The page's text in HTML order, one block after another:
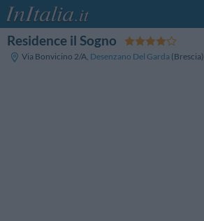
Residence il Sogno
Via Bonvicino 2/A, Desenzano Del Garda (Brescia)